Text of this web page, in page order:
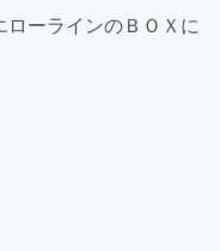
ローラインのＢＯＸに